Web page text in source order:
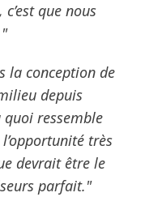
que nous
la conception de
depuis
quoi ressemble
très
devrait être le
parfait."